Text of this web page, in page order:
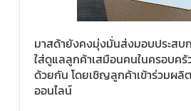
มาสด้ายังคงมุ่งมั่นส่งมอบประสบ
ใส่ดูแลลูกค้าเสมือนคนในครอบครั
ด้วยกัน โดยเชิญลูกค้าเข้าร่วมผลิ
ออนไลน์